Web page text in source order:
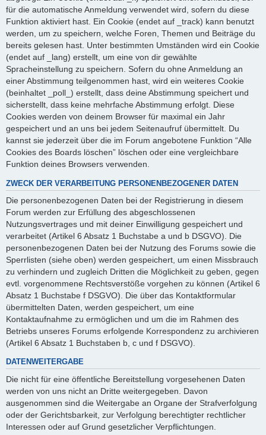
für die automatische Anmeldung verwendet wird, sofern du diese
Funktion aktiviert hast. Ein Cookie (endet auf _track) kann benutzt
werden, um zu speichern, welche Foren, Themen und Beiträge du
bereits gelesen hast. Unter bestimmten Umständen wird ein Cookie
(endet auf _lang) erstellt, um eine von dir gewählte
Spracheinstellung zu speichern. Sofern du ohne Anmeldung an
einer Abstimmung teilgenommen hast, wird ein weiteres Cookie
(beinhaltet _poll_) erstellt, dass deine Abstimmung speichert und
sicherstellt, dass keine mehrfache Abstimmung erfolgt. Diese
Cookies werden von deinem Browser für maximal ein Jahr
gespeichert und an uns bei jedem Seitenaufruf übermittelt. Du
kannst sie jederzeit über die im Forum angebotene Funktion “Alle
Cookies des Boards löschen” löschen oder eine vergleichbare
Funktion deines Browsers verwenden.
ZWECK DER VERARBEITUNG PERSONENBEZOGENER DATEN
Die personenbezogenen Daten bei der Registrierung in diesem
Forum werden zur Erfüllung des abgeschlossenen
Nutzungsvertrages und mit deiner Einwilligung gespeichert und
verarbeitet (Artikel 6 Absatz 1 Buchstabe a und b DSGVO). Die
personenbezogenen Daten bei der Nutzung des Forums sowie die
Sperrlisten (siehe oben) werden gespeichert, um einen Missbrauch
zu verhindern und zugleich Dritten die Möglichkeit zu geben, gegen
evtl. vorgenommene Rechtsverstöße vorgehen zu können (Artikel 6
Absatz 1 Buchstabe f DSGVO). Die über das Kontaktformular
übermittelten Daten, werden gespeichert, um eine
Kontaktaufnahme zu ermöglichen und um die im Rahmen des
Betriebs unseres Forums erfolgende Korrespondenz zu archivieren
(Artikel 6 Absatz 1 Buchstaben b, c und f DSGVO).
DATENWEITERGABE
Die nicht für eine öffentliche Bereitstellung vorgesehenen Daten
werden von uns nicht an Dritte weitergegeben. Davon
ausgenommen sind die Weitergabe an Organe der Strafverfolgung
oder der Gerichtsbarkeit, zur Verfolgung berechtigter rechtlicher
Interessen oder auf Grund gesetzlicher Verpflichtungen.